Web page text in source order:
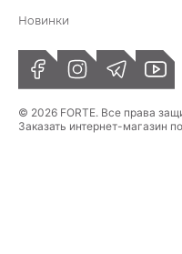
Новинки
© 2026 FORTE. Все права
Заказать интернет-магазин